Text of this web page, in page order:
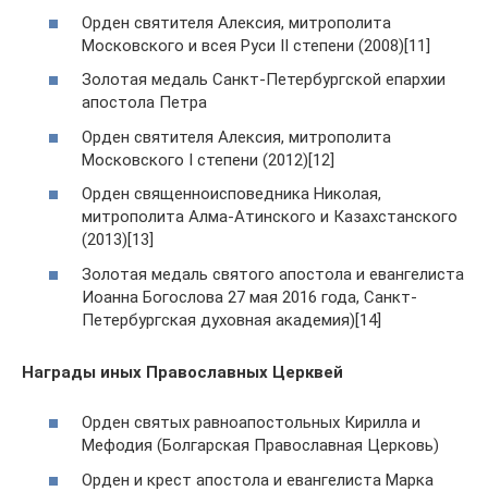
Орден святителя Алексия, митрополита
Московского и всея Руси II степени (2008)[11]
Золотая медаль Санкт-Петербургской епархии
апостола Петра
Орден святителя Алексия, митрополита
Московского I степени (2012)[12]
Орден священноисповедника Николая,
митрополита Алма-Атинского и Казахстанского
(2013)[13]
Золотая медаль святого апостола и евангелиста
Иоанна Богослова 27 мая 2016 года, Санкт-
Петербургская духовная академия)[14]
Награды иных Православных Церквей
Орден святых равноапостольных Кирилла и
Мефодия (Болгарская Православная Церковь)
Орден и крест апостола и евангелиста Марка